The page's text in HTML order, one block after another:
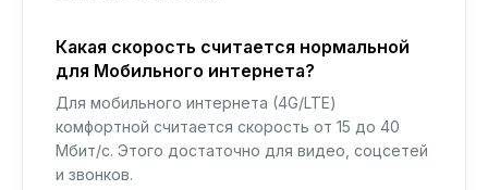
Какая скорость считается нормальной
для Мобильного интернета?
Для мобильного интернета (4G/LTE)
комфортной считается скорость от 15 до 40
Мбит/с. Этого достаточно для видео, соцсетей
и звонков.